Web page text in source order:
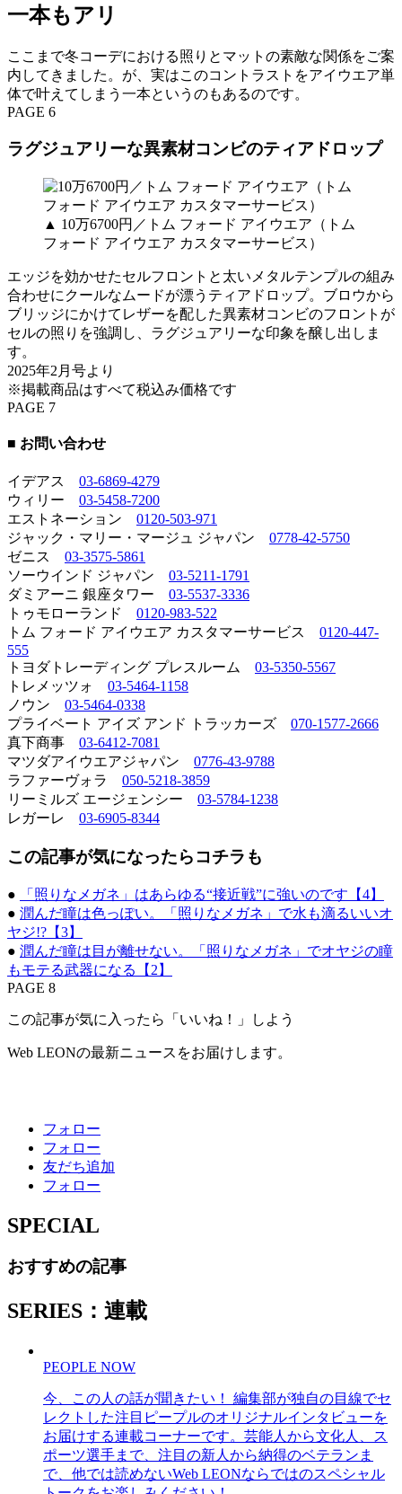
一本もアリ
ここまで冬コーデにおける照りとマットの素敵な関係をご案
内してきました。が、実はこのコントラストをアイウエア単
体で叶えてしまう一本というのもあるのです。
PAGE 6
ラグジュアリーな異素材コンビのティアドロップ
▲ 10万6700円／トム フォード アイウエア（トム
フォード アイウエア カスタマーサービス）
エッジを効かせたセルフロントと太いメタルテンプルの組み
合わせにクールなムードが漂うティアドロップ。ブロウから
ブリッジにかけてレザーを配した異素材コンビのフロントが
セルの照りを強調し、ラグジュアリーな印象を醸し出しま
す。
2025年2月号より
※掲載商品はすべて税込み価格です
PAGE 7
■ お問い合わせ
イデアス 03-6869-4279
ウィリー 03-5458-7200
エストネーション 0120-503-971
ジャック・マリー・マージュ ジャパン 0778-42-5750
ゼニス 03-3575-5861
ソーウインド ジャパン 03-5211-1791
ダミアーニ 銀座タワー 03-5537-3336
トゥモローランド 0120-983-522
トム フォード アイウエア カスタマーサービス 0120-447-
555
トヨダトレーディング プレスルーム 03-5350-5567
トレメッツォ 03-5464-1158
ノウン 03-5464-0338
プライベート アイズ アンド トラッカーズ 070-1577-2666
真下商事 03-6412-7081
マツダアイウエアジャパン 0776-43-9788
ラファーヴォラ 050-5218-3859
リーミルズ エージェンシー 03-5784-1238
レガーレ 03-6905-8344
この記事が気になったらコチラも
●
「照りなメガネ」はあらゆる“接近戦”に強いのです【4】
● 潤んだ瞳は色っぽい。「照りなメガネ」で水も滴るいいオ
ヤジ!?【3】
● 潤んだ瞳は目が離せない。「照りなメガネ」でオヤジの瞳
もモテる武器になる【2】
PAGE 8
この記事が気に入ったら「いいね！」しよう
Web LEONの最新ニュースをお届けします。
フォロー
フォロー
友だち追加
フォロー
SPECIAL
おすすめの記事
SERIES：連載
PEOPLE NOW
今、この人の話が聞きたい！ 編集部が独自の目線でセ
レクトした注目ピープルのオリジナルインタビューを
お届けする連載コーナーです。芸能人から文化人、ス
ポーツ選手まで、注目の新人から納得のベテランま
で、他では読めないWeb LEONならではのスペシャル